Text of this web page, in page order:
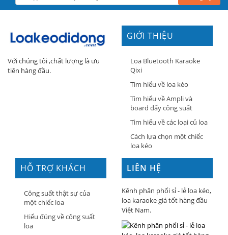
Với chúng tôi ,chất lượng là ưu
tiên hàng đầu.
GIỚI THIỆU
Loa Bluetooth Karaoke
Qixi
Tìm hiểu về loa kéo
Tìm hiểu về Ampli và
board đẩy công suất
Tìm hiểu về các loại củ loa
Cách lựa chọn một chiếc
loa kéo
HỖ TRỢ KHÁCH
HÀNG
Công suất thật sự của
một chiếc loa
Hiểu đúng về công suất
loa
LIÊN HỆ
Kênh phân phối sỉ - lẻ loa kéo,
loa karaoke giá tốt hàng đầu
Việt Nam.